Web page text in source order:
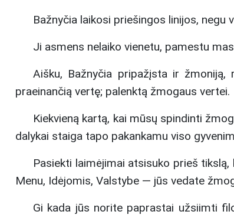
Bažnyčia laikosi priešingos linijos,
Ji asmens nelaiko vienetu, pamestu
Aišku, Bažnyčia pripažįsta ir
praeinančią vertę; palenktą žmogaus vertei.
Kiekvieną kartą, kai mūsų spindinti
dalykai staiga tapo pakankamu viso
Pasiekti laimėjimai atsisuko prieš
Menu, Idėjomis, Valstybe — jūs vedate
Gi kada jūs norite paprastai užsiimti